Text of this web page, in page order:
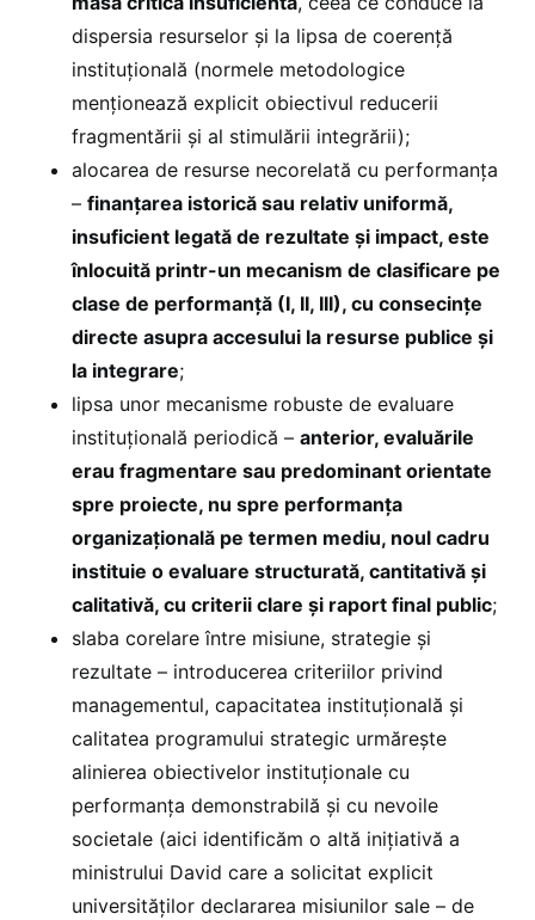
dispersia resurselor și la lipsa de coerență
instituțională (normele metodologice
menționează explicit obiectivul reducerii
fragmentării și al stimulării integrării);
alocarea de resurse necorelată cu performanța
– finanțarea istorică sau relativ uniformă,
insuficient legată de rezultate și impact, este
înlocuită printr-un mecanism de clasificare pe
clase de performanță (I, II, III), cu consecințe
directe asupra accesului la resurse publice și
la integrare;
lipsa unor mecanisme robuste de evaluare
instituțională periodică – anterior, evaluările
erau fragmentare sau predominant orientate
spre proiecte, nu spre performanța
organizațională pe termen mediu, noul cadru
instituie o evaluare structurată, cantitativă și
calitativă, cu criterii clare și raport final public;
slaba corelare între misiune, strategie și
rezultate – introducerea criteriilor privind
managementul, capacitatea instituțională și
calitatea programului strategic urmărește
alinierea obiectivelor instituționale cu
performanța demonstrabilă și cu nevoile
societale (aici identificăm o altă inițiativă a
ministrului David care a solicitat explicit
universităților declararea misiunilor sale – de